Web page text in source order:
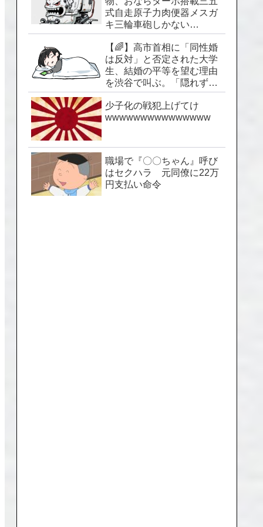
式自走原子力肉便器メスガ
キ三輪車砲しかない…
【🌈】高市首相に「同性婚
は反対」と否定された大学
生、結婚の平等を望む理由
を渋谷で叫ぶ。「隠れずに
生きられる社会を」
少子化の戦犯上げてけ
wwwwwwwwwwwwwww
職場で『〇〇ちゃん』呼び
はセクハラ 元同僚に22万
円支払い命令